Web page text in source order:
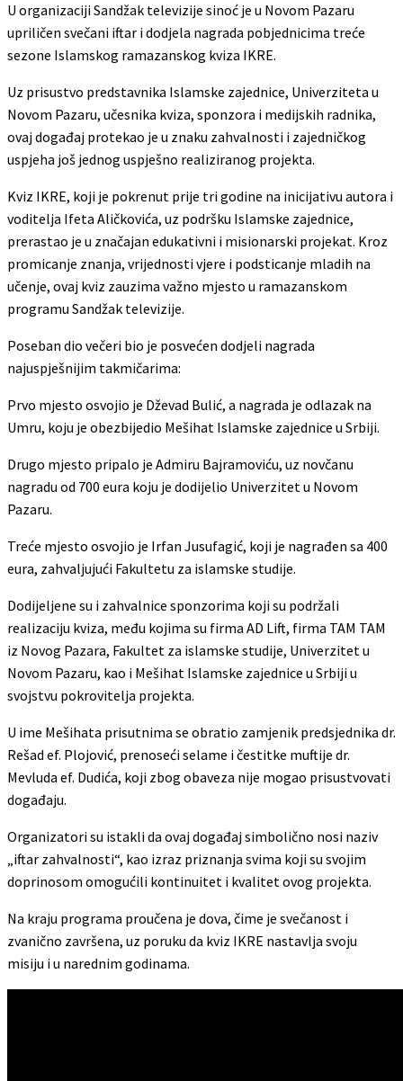
U organizaciji Sandžak televizije sinoć je u Novom Pazaru
upriličen svečani iftar i dodjela nagrada pobjednicima treće
sezone Islamskog ramazanskog kviza IKRE.
Uz prisustvo predstavnika Islamske zajednice, Univerziteta u
Novom Pazaru, učesnika kviza, sponzora i medijskih radnika,
ovaj događaj protekao je u znaku zahvalnosti i zajedničkog
uspjeha još jednog uspješno realiziranog projekta.
Kviz IKRE, koji je pokrenut prije tri godine na inicijativu autora i
voditelja Ifeta Aličkovića, uz podršku Islamske zajednice,
prerastao je u značajan edukativni i misionarski projekat. Kroz
promicanje znanja, vrijednosti vjere i podsticanje mladih na
učenje, ovaj kviz zauzima važno mjesto u ramazanskom
programu Sandžak televizije.
Poseban dio večeri bio je posvećen dodjeli nagrada
najuspješnijim takmičarima:
Prvo mjesto osvojio je Dževad Bulić, a nagrada je odlazak na
Umru, koju je obezbijedio Mešihat Islamske zajednice u Srbiji.
Drugo mjesto pripalo je Admiru Bajramoviću, uz novčanu
nagradu od 700 eura koju je dodijelio Univerzitet u Novom
Pazaru.
Treće mjesto osvojio je Irfan Jusufagić, koji je nagrađen sa 400
eura, zahvaljujući Fakultetu za islamske studije.
Dodijeljene su i zahvalnice sponzorima koji su podržali
realizaciju kviza, među kojima su firma AD Lift, firma TAM TAM
iz Novog Pazara, Fakultet za islamske studije, Univerzitet u
Novom Pazaru, kao i Mešihat Islamske zajednice u Srbiji u
svojstvu pokrovitelja projekta.
U ime Mešihata prisutnima se obratio zamjenik predsjednika dr.
Rešad ef. Plojović, prenoseći selame i čestitke muftije dr.
Mevluda ef. Dudića, koji zbog obaveza nije mogao prisustvovati
događaju.
Organizatori su istakli da ovaj događaj simbolično nosi naziv
„iftar zahvalnosti“, kao izraz priznanja svima koji su svojim
doprinosom omogućili kontinuitet i kvalitet ovog projekta.
Na kraju programa proučena je dova, čime je svečanost i
zvanično završena, uz poruku da kviz IKRE nastavlja svoju
misiju i u narednim godinama.